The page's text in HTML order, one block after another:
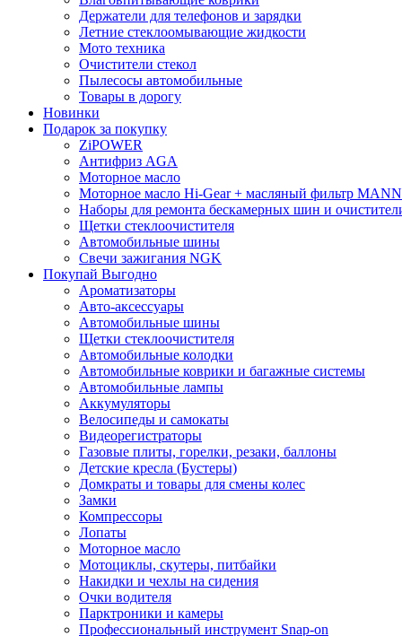
Держатели для телефонов и зарядки
Летние стеклоомывающие жидкости
Мото техника
Очистители стекол
Пылесосы автомобильные
Товары в дорогу
Новинки
Подарок за покупку
ZiPOWER
Антифриз AGA
Моторное масло
Моторное масло Hi-Gear + масляный фильтр MANN
Наборы для ремонта бескамерных шин и
Щетки стеклоочистителя
Автомобильные шины
Свечи зажигания NGK
Покупай Выгодно
Ароматизаторы
Авто-аксессуары
Автомобильные шины
Щетки стеклоочистителя
Автомобильные колодки
Автомобильные коврики и багажные системы
Автомобильные лампы
Аккумуляторы
Велосипеды и самокаты
Видеорегистраторы
Газовые плиты, горелки, резаки, баллоны
Детские кресла (Бустеры)
Домкраты и товары для смены колес
Замки
Компрессоры
Лопаты
Моторное масло
Мотоциклы, скутеры, питбайки
Накидки и чехлы на сидения
Очки водителя
Парктроники и камеры
Профессиональный инструмент Snap-on